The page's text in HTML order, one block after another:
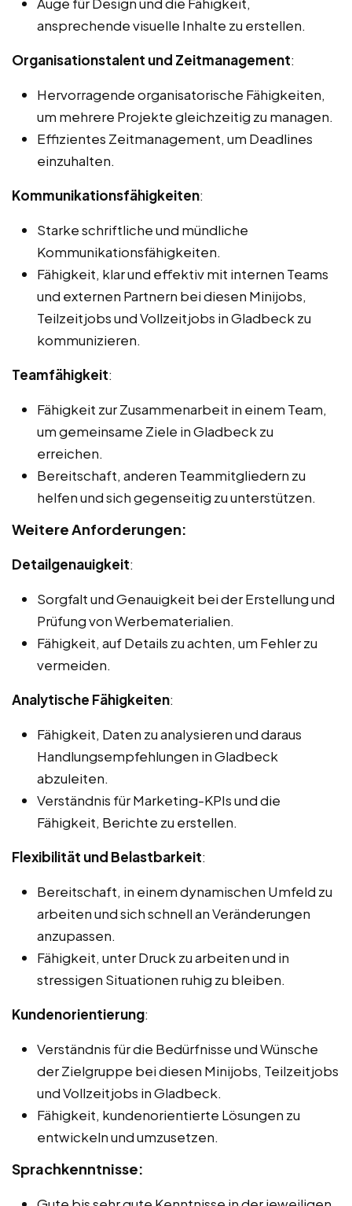
ansprechende visuelle Inhalte zu erstellen.
Organisationstalent und Zeitmanagement:
Hervorragende organisatorische Fähigkeiten,
um mehrere Projekte gleichzeitig zu managen.
Effizientes Zeitmanagement, um Deadlines
einzuhalten.
Kommunikationsfähigkeiten:
Starke schriftliche und mündliche
Kommunikationsfähigkeiten.
Fähigkeit, klar und effektiv mit internen Teams
und externen Partnern bei diesen Minijobs,
Teilzeitjobs und Vollzeitjobs in Gladbeck zu
kommunizieren.
Teamfähigkeit:
Fähigkeit zur Zusammenarbeit in einem Team,
um gemeinsame Ziele in Gladbeck zu
erreichen.
Bereitschaft, anderen Teammitgliedern zu
helfen und sich gegenseitig zu unterstützen.
Weitere Anforderungen:
Detailgenauigkeit:
Sorgfalt und Genauigkeit bei der Erstellung und
Prüfung von Werbematerialien.
Fähigkeit, auf Details zu achten, um Fehler zu
vermeiden.
Analytische Fähigkeiten:
Fähigkeit, Daten zu analysieren und daraus
Handlungsempfehlungen in Gladbeck
abzuleiten.
Verständnis für Marketing-KPIs und die
Fähigkeit, Berichte zu erstellen.
Flexibilität und Belastbarkeit:
Bereitschaft, in einem dynamischen Umfeld zu
arbeiten und sich schnell an Veränderungen
anzupassen.
Fähigkeit, unter Druck zu arbeiten und in
stressigen Situationen ruhig zu bleiben.
Kundenorientierung:
Verständnis für die Bedürfnisse und Wünsche
der Zielgruppe bei diesen Minijobs, Teilzeitjobs
und Vollzeitjobs in Gladbeck.
Fähigkeit, kundenorientierte Lösungen zu
entwickeln und umzusetzen.
Sprachkenntnisse: